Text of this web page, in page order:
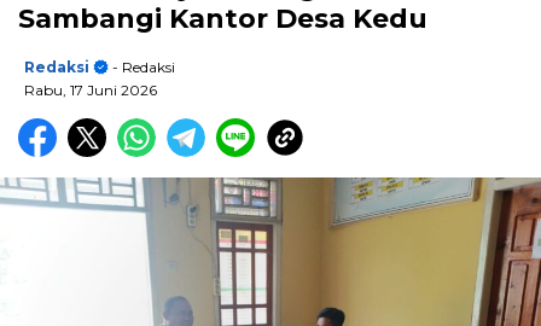
Sambangi Kantor Desa Kedu
Redaksi
- Redaksi
Rabu, 17 Juni 2026